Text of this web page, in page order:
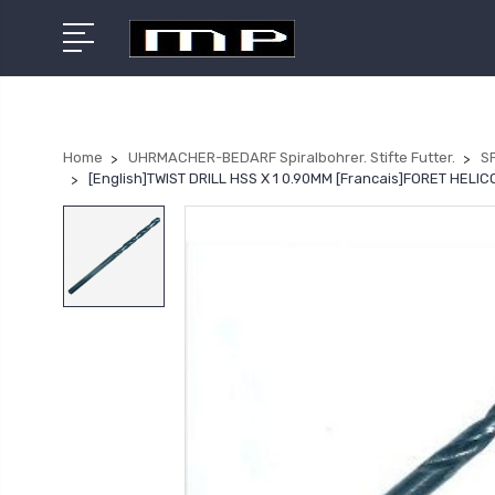
Home UHRMACHER-BEDARF Spiralbohrer. Stifte Futter.
[English]TWIST DRILL HSS X 1 0.90MM [Francais]FORET